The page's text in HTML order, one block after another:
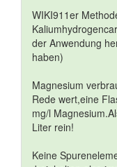
WIKI911er
der Anwendung
haben)
Magnesium
Rede wert,eine
mg/l
Liter rein!
Keine